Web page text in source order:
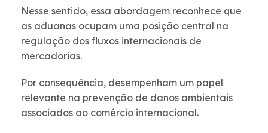
Nesse sentido, essa abordagem reconhece que
as aduanas ocupam uma posição central na
regulação dos fluxos internacionais de
mercadorias.
Por consequência, desempenham um papel
relevante na prevenção de danos ambientais
associados ao comércio internacional.